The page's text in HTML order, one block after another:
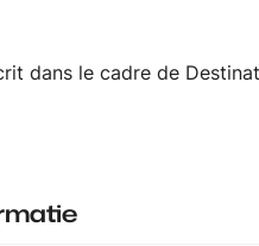
dans le cadre de